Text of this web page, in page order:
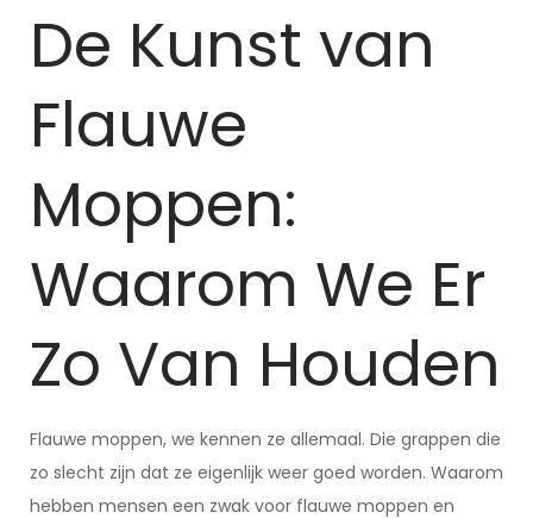
De Kunst van
Flauwe
Moppen:
Waarom We Er
Zo Van Houden
Flauwe moppen, we kennen ze allemaal. Die grappen die
zo slecht zijn dat ze eigenlijk weer goed worden. Waarom
hebben mensen een zwak voor flauwe moppen en